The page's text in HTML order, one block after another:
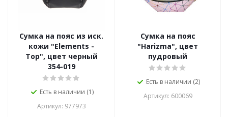
Сумка на пояс из иск.
кожи "Elements -
Top", цвет черный
354-019
Есть в наличии (1)
Артикул: 977973
Сумка на пояс
"Harizma", цвет
пудровый
Есть в наличии (2)
Артикул: 600069